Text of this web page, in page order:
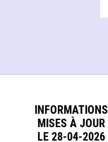
INFORMATIONS
MISES À JOUR
LE 28-04-2026